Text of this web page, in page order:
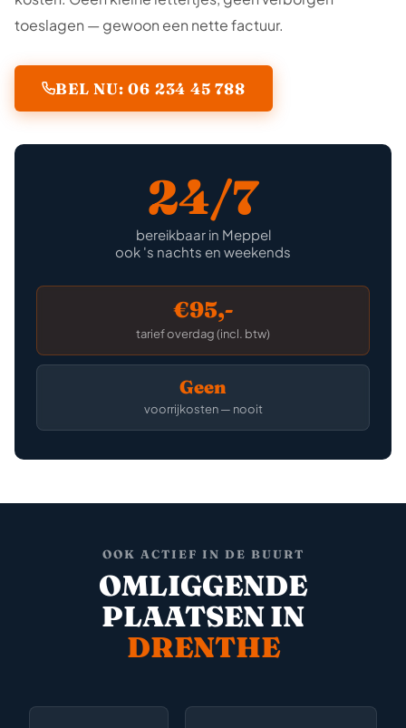
toeslagen — gewoon een nette factuur.
BEL NU: 06 234 45 788
24/7
bereikbaar in Meppel
ook 's nachts en weekends
€95,-
tarief overdag (incl. btw)
Geen
voorrijkosten — nooit
OOK ACTIEF IN DE BUURT
OMLIGGENDE
PLAATSEN IN
DRENTHE